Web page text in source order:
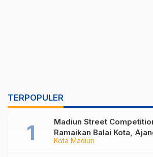
TERPOPULER
Kota Madiun
Madiun Street
Ramaikan Balai Kota,
Anak Muda dari Basket